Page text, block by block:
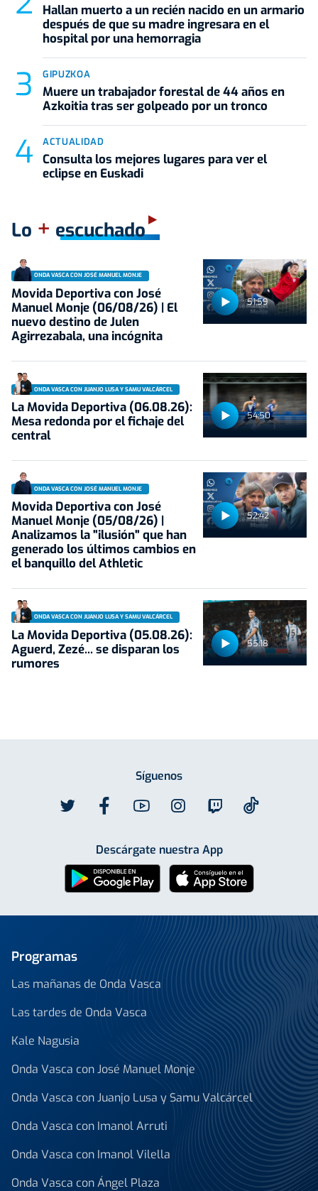
Hallan muerto a un recién nacido en un armario
después de que su madre ingresara en el
hospital por una hemorragia
GIPUZKOA
Muere un trabajador forestal de 44 años en
Azkoitia tras ser golpeado por un tronco
ACTUALIDAD
Consulta los mejores lugares para ver el
eclipse en Euskadi
Lo + escuchado
51:59
ONDA VASCA CON JOSÉ MANUEL MONJE
Movida Deportiva con José
Manuel Monje (06/08/26) | El
nuevo destino de Julen
Agirrezabala, una incógnita
54:50
ONDA VASCA CON JUANJO LUSA Y SAMU VALCÁRCEL
La Movida Deportiva (06.08.26):
Mesa redonda por el fichaje del
central
52:42
ONDA VASCA CON JOSÉ MANUEL MONJE
Movida Deportiva con José
Manuel Monje (05/08/26) |
Analizamos la "ilusión" que han
generado los últimos cambios en
el banquillo del Athletic
55:18
ONDA VASCA CON JUANJO LUSA Y SAMU VALCÁRCEL
La Movida Deportiva (05.08.26):
Aguerd, Zezé... se disparan los
rumores
Síguenos
Descárgate nuestra App
Programas
Las mañanas de Onda Vasca
Las tardes de Onda Vasca
Kale Nagusia
Onda Vasca con José Manuel Monje
Onda Vasca con Juanjo Lusa y Samu Valcárcel
Onda Vasca con Imanol Arruti
Onda Vasca con Imanol Vilella
Onda Vasca con Ángel Plaza